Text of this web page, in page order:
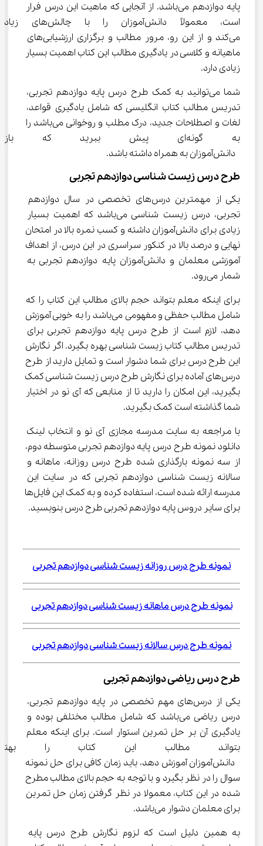
پایه دوازدهم می‌باشد. از آنجایی که ماهیت این درس فرار
است، معمولاً دانش‌آموزان
می‌کند و از این رو، مرور مطالب و برگزاری ارزشیابی‌های
ماهیانه و کلاسی در یادگیری مطالب این کتاب اهمیت بسیار
زیادی دارد.
شما می‌توانید به کمک طرح درس پایه دوازدهم تجربی،
تدریس مطالب کتاب انگلیسی که شامل یادگیری قواعد،
لغات و اصطلاحات جدید، درک مطلب و روخوانی می‌باشد را
به گونه‌ای پیش ببرید که
دانش‌آموزان به همراه داشته باشد.
طرح درس زیست شناسی دوازدهم تجربی
یکی از مهمترین درس‌های تخصصی در سال دوازدهم
تجربی، درس زیست شناسی می‌باشد که اهمیت بسیار
زیادی برای دانش‌آموزان داشته و کسب نمره بالا در امتحان
نهایی و درصد بالا در کنکور سراسری در این درس، از اهداف
آموزشی معلمان و دانش‌آموزان پایه دوازدهم تجربی به
شمار می‌رود.
برای اینکه معلم بتواند حجم بالای مطالب این کتاب را که
شامل مطالب حفظی و مفهومی می‌باشد را به خوبی آموزش
دهد، لازم است از طرح درس پایه دوازدهم تجربی برای
تدریس مطالب کتاب زیست شناسی بهره بگیرد. اگر نگارش
این طرح درس برای شما دشوار است و تمایل دارید از طرح
درس‌های آماده برای نگارش طرح درس زیست شناسی کمک
بگیرید، این امکان را دارید تا از منابعی که آی نو در اختیار
شما گذاشته است کمک بگیرید.
با مراجعه به سایت مدرسه مجازی آی ‌نو و انتخاب لینک
دانلود نمونه طرح درس پایه دوازدهم تجربی متوسطه دوم،
از سه نمونه بارگذاری شده طرح درس روزانه، ماهانه و
سالانه زیست شناسی دوازدهم تجربی که در سایت این
مدرسه ارائه شده است، استفاده کرده و به کمک این فایل‌ها
برای سایر دروس پایه دوازدهم تجربی طرح درس بنویسید.
نمونه طرح درس روزانه زیست شناسی دوازدهم تجربی
نمونه طرح درس ماهانه زیست شناسی دوازدهم تجربی
نمونه طرح درس سالانه زیست شناسی دوازدهم تجربی
طرح درس ریاضی دوازدهم تجربی
یکی از درس‌های مهم تخصصی در پایه دوازدهم تجربی،
درس ریاضی می‌باشد که شامل مطالب مختلفی بوده و
یادگیری آن بر حل تمرین استوار است. برای اینکه معلم
بتواند مطالب این کتاب را
دانش‌آموزان آموزش دهد، باید زمان کافی برای حل نمونه
سوال را در نظر بگیرد و با توجه به حجم بالای مطالب مطرح
شده در این کتاب، معمولا در نظر گرفتن زمان حل تمرین
برای معلمان دشوار می‌باشد.
به همین دلیل است که لزوم نگارش طرح درس پایه